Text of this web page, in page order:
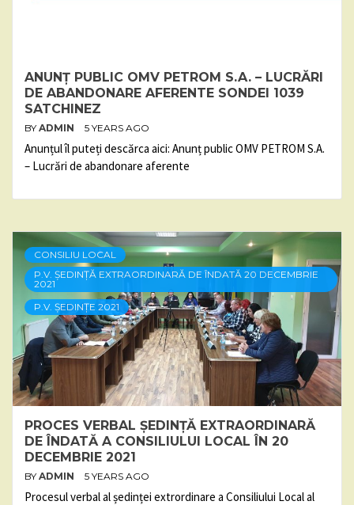
ANUNȚ PUBLIC OMV PETROM S.A. – LUCRĂRI
DE ABANDONARE AFERENTE SONDEI 1039
SATCHINEZ
BY ADMIN 5 YEARS AGO
Anunțul îl puteți descărca aici: Anunț public OMV PETROM S.A.
– Lucrări de abandonare aferente
CONSILIU LOCAL
P.V. ȘEDINȚĂ EXTRAORDINARĂ DE ÎNDATĂ 20 DECEMBRIE
2021
P.V. ȘEDINȚE 2021
PROCES VERBAL ȘEDINȚĂ EXTRAORDINARĂ
DE ÎNDATĂ A CONSILIULUI LOCAL ÎN 20
DECEMBRIE 2021
BY ADMIN 5 YEARS AGO
Procesul verbal al ședinței extrordinare a Consiliului Local al